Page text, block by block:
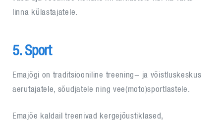
linna külastajatele.
5. Sport
Emajõgi on traditsiooniline treening- ja võistluskeskus
aerutajatele, sõudjatele ning vee(moto)sportlastele.
Emajõe kaldail treenivad kergejõustiklased,